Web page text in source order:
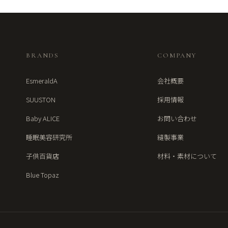
BRANDS
EsmeraldA
SUUSTON
Baby ALICE
睡眠美容研究所
子供百貨店
Blue Topaz
COMPANY
会社概要
採用情報
お問い合わせ
縫製事業
材料・素材について